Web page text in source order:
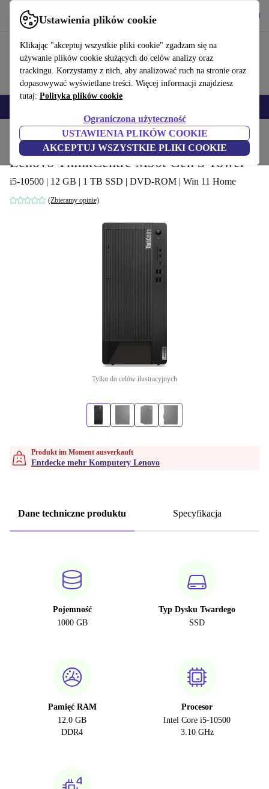
Ustawienia plików cookie
Klikając "akceptuj wszystkie pliki cookie" zgadzam się na
używanie plików cookie służących do celów analizy oraz
trackingu. Korzystamy z nich, aby analizować ruch na stronie oraz
dopasowywać wyświetlane treści. Więcej informacji znajdziesz
tutaj: Polityka plików cookie
Ograniczona użyteczność
USTAWIENIA PLIKÓW COOKIE
AKCEPTUJ WSZYSTKIE PLIKI COOKIE
Korzystaj z refurbed szybko i łatwo
Produkty Komputery stacjonarne (PC) Komputery Lenovo
Lenovo ThinkCentre M90t Gen 3 Tower
i5-10500 | 12 GB | 1 TB SSD | DVD-ROM | Win 11 Home
(Zbieramy opinie)
Tylko do celów ilustracyjnych
Produkt im Moment ausverkauft
Entdecke mehr Komputery Lenovo
Dane techniczne produktu Specyfikacja
Pojemność
1000 GB
Typ Dysku Twardego
SSD
Pamięć RAM
12.0 GB
DDR4
Procesor
Intel Core i5-10500
3.10 GHz